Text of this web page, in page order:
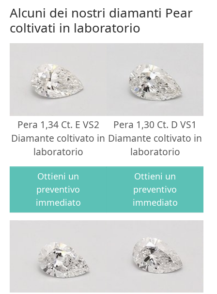
Alcuni dei nostri diamanti Pear
coltivati in laboratorio
Pera 1,34 Ct. E VS2
Diamante coltivato in
laboratorio
Ottieni un
preventivo
immediato
Pera 1,30 Ct. D VS1
Diamante coltivato in
laboratorio
Ottieni un
preventivo
immediato